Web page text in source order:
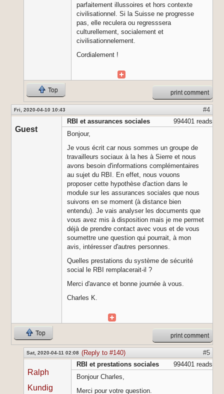
parfaitement illussoires et hors contexte
civilisationnel. Si la Suisse ne progresse
pas, elle reculera ou regresssera
culturellement, socialement et
civilisationnelement.
Cordialement !
Top print comment
Fri, 2020-04-10 10:43 #4
Guest
994401 reads
RBI et assurances sociales
Bonjour,
Je vous écrit car nous sommes un groupe de
travailleurs sociaux à la hes à Sierre et nous
avons besoin d'informations complémentaires
au sujet du RBI. En effet, nous vouons
proposer cette hypothèse d'action dans le
module sur les assurances sociales que nous
suivons en se moment (à distance bien
entendu). Je vais analyser les documents que
vous avez mis à disposition mais je me permet
déjà de prendre contact avec vous et de vous
soumettre une question qui pourrait, à mon
avis, intéresser d'autres personnes.
Quelles prestations du système de sécurité
social le RBI remplacerait-il ?
Merci d'avance et bonne journée à vous.
Charles K.
Top print comment
Sat, 2020-04-11 02:08 (Reply to #140) #5
Ralph
Kundig
994401 reads
RBI et prestations sociales
Bonjour Charles,
Merci pour votre question.